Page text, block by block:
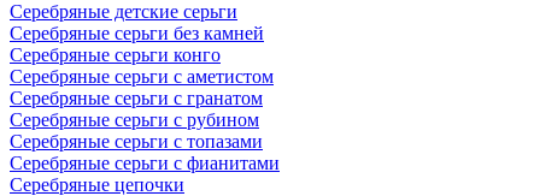
Серебряные детские серьги
Серебряные серьги без камней
Серебряные серьги конго
Серебряные серьги с аметистом
Серебряные серьги с гранатом
Серебряные серьги с рубином
Серебряные серьги с топазами
Серебряные серьги с фианитами
Серебряные цепочки